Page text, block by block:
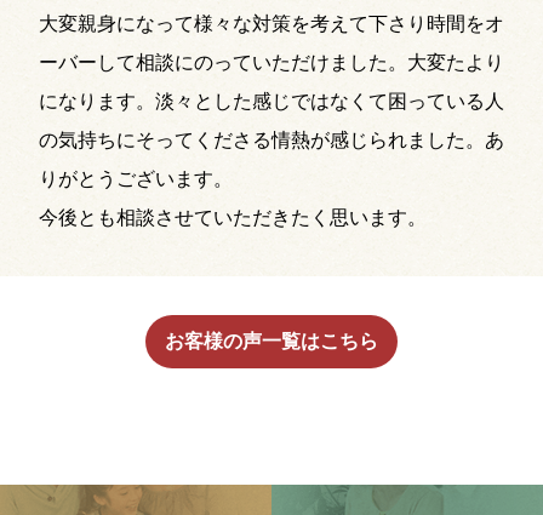
大変親身になって様々な対策を考えて下さり時間をオ
ーバーして相談にのっていただけました。大変たより
になります。淡々とした感じではなくて困っている人
の気持ちにそってくださる情熱が感じられました。あ
りがとうございます。
今後とも相談させていただきたく思います。
お客様の声一覧はこちら